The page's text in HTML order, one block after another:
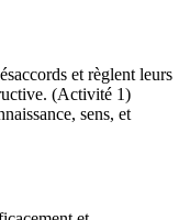
et règlent leurs
(Activité 1)
sens, et